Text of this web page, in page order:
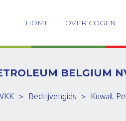
HOME OVER COGEN
BELGIUM
> Bedrijvengids > Kuwait